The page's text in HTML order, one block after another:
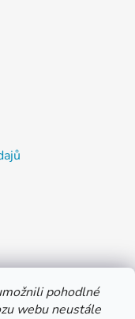
pohodlné
webu neustále